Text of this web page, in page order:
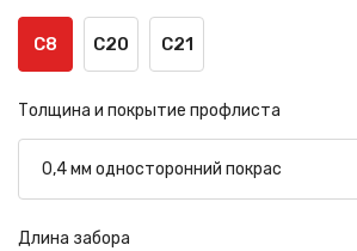
С8 С20 С21
Толщина и покрытие профлиста
Длина забора